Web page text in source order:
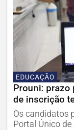
EDUCAÇÃO
Prouni: prazo
de inscrição
Os candidatos
Portal Único